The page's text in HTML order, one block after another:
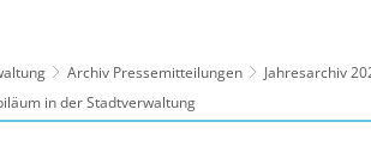
Archiv Pressemitteilungen Jahresarchiv
in der Stadtverwaltung